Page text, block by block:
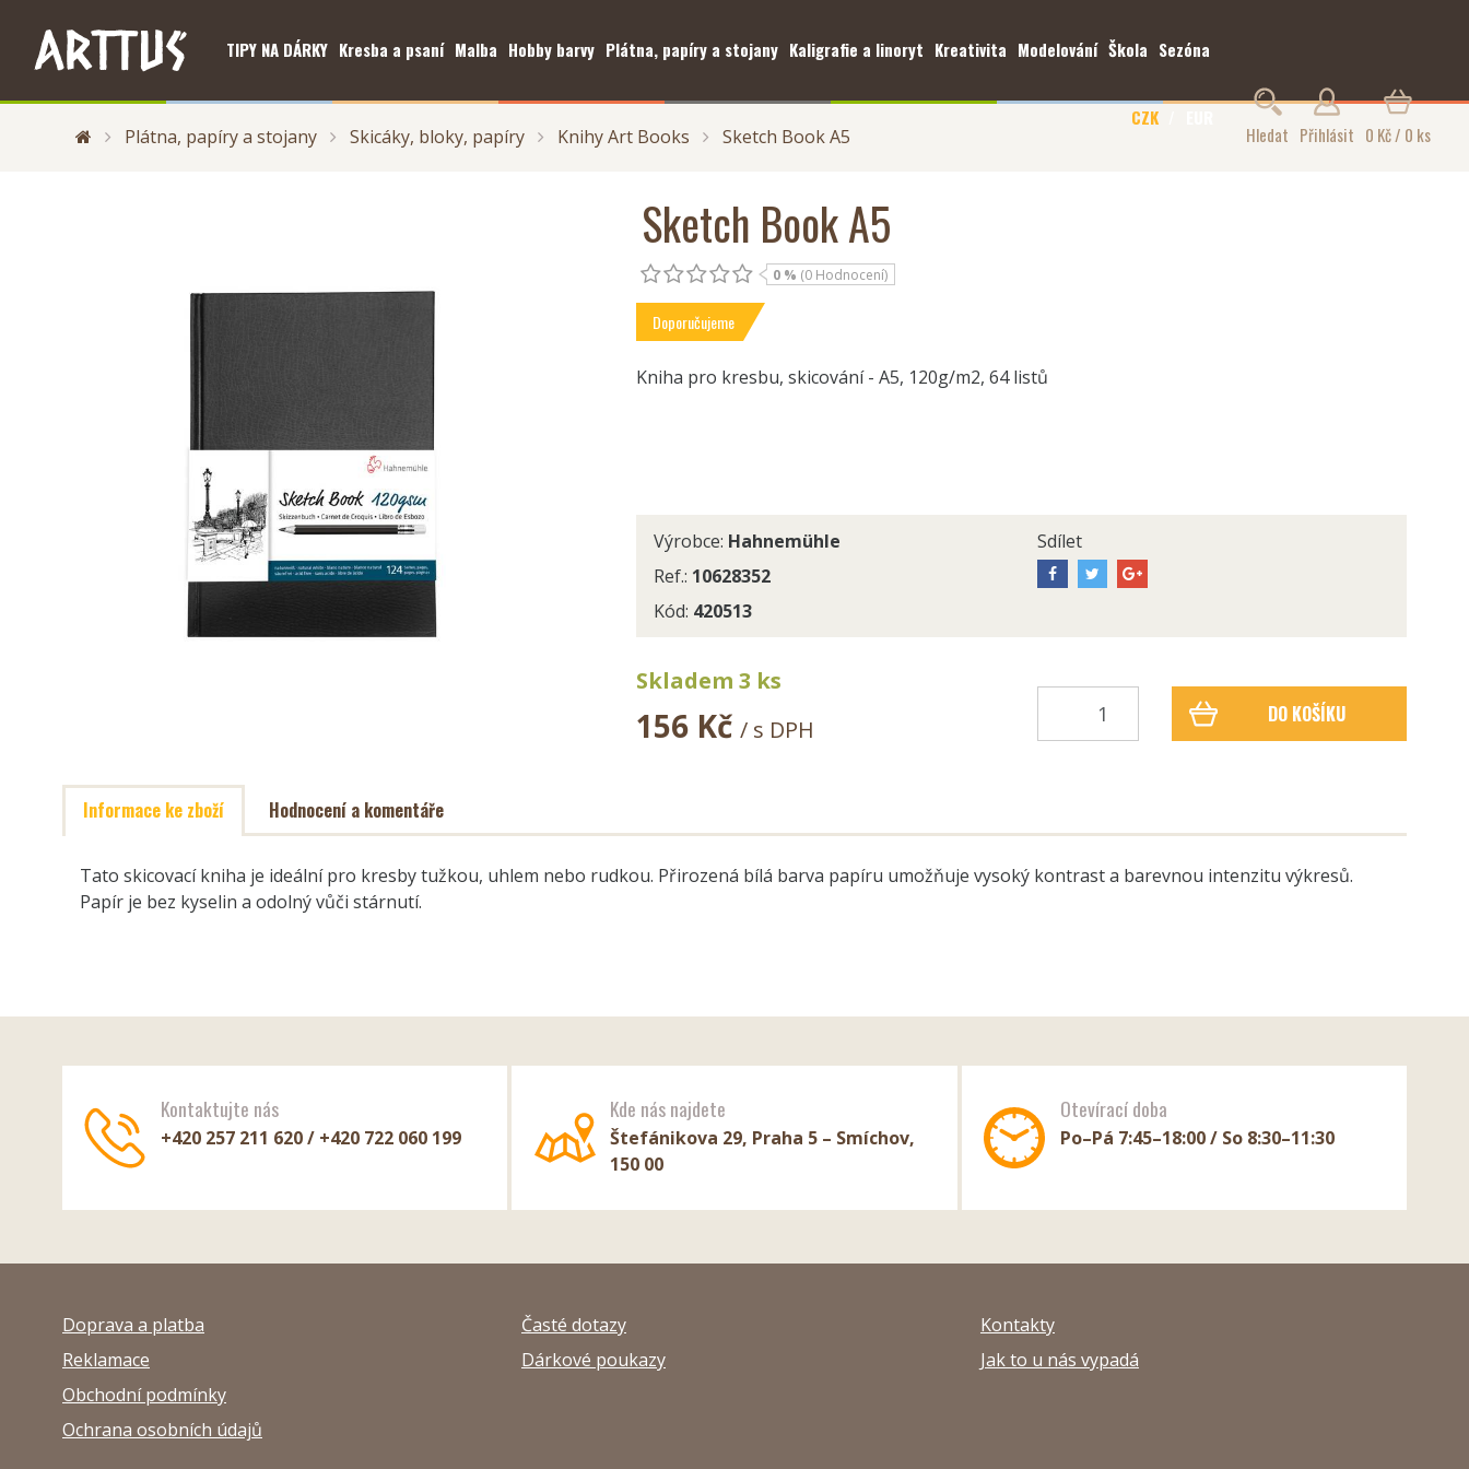
TIPY NA DÁRKY Kresba a psaní Malba Hobby barvy Plátna, papíry a stojany Kaligrafie a linoryt Kreativita Modelování Škola Sezóna
CZK
Hledat Přihlásit 0 Kč / 0 ks
Plátna, papíry a stojany Skicáky, bloky, papíry Knihy Art Books Sketch Book A5
Sketch Book A5
0 % (0 Hodnocení)
Doporučujeme
Kniha pro kresbu, skicování - A5, 120g/m2, 64 listů
Výrobce: Hahnemühle
Ref.: 10628352
Kód: 420513
Sdílet
Skladem 3 ks
156 Kč / s DPH
DO KOŠÍKU
Informace ke zboží Hodnocení a komentáře
Tato skicovací kniha je ideální pro kresby tužkou, uhlem nebo rudkou. Přirozená bílá barva papíru umožňuje vysoký kontrast a barevnou intenzitu výkresů.
Papír je bez kyselin a odolný vůči stárnutí.
Kontaktujte nás
+420 257 211 620 / +420 722 060 199
Kde nás najdete
Štefánikova 29, Praha 5 – Smíchov,
150 00
Otevírací doba
Po–Pá 7:45–18:00 / So 8:30–11:30
Doprava a platba
Reklamace
Obchodní podmínky
Ochrana osobních údajů
Časté dotazy
Dárkové poukazy
Kontakty
Jak to u nás vypadá